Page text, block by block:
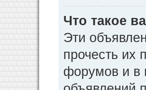
Что такое
Эти
прочесть их
форумов и в